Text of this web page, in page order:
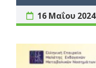
16 Μαΐου 2024